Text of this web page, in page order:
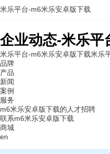
企业动态-米乐平
米乐平台-m6米乐安卓版下载米乐
品牌
产品
新闻
案例
服务
m6米乐安卓版下载的人才招聘
联系m6米乐安卓版下载
商城
en
米乐平台-m6米乐安卓版下载